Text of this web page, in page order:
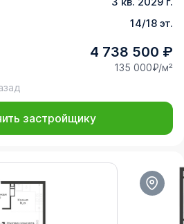
14/18 эт.
4 738 500 ₽
135 000₽/м²
застройщику